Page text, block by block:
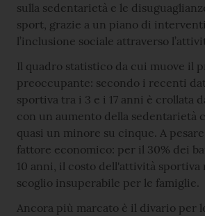
sulla sedentarietà e le
sport, grazie a un piano di
l’inclusione sociale attraverso
Il quadro statistico da cui muove il
preoccupante: secondo i recenti
sportiva tra i 3 e i 17 anni è crollata
con un aumento della sedentarietà
quasi un minore su cinque. A
fattore economico: per il 30% dei
10 anni, il costo dell'attività sportiva
scoglio insuperabile per le famiglie.
Ancora più marcato è il divario per